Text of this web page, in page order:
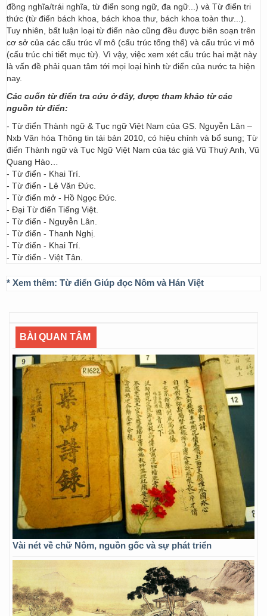
đồng nghĩa/trái nghĩa, từ điển song ngữ, đa ngữ...) và Từ điển tri
thức (từ điển bách khoa, bách khoa thư, bách khoa toàn thư...).
Tuy nhiên, bất luận loại từ điển nào cũng đều được biên soạn trên
cơ sở của các cấu trúc vĩ mô (cấu trúc tổng thể) và cấu trúc vi mô
(cấu trúc chi tiết mục từ). Vì vậy, việc xem xét cấu trúc hai mặt này
là vấn đề phải quan tâm tới mọi loại hình từ điển của nước ta hiện
nay.
Các cuốn từ điển tra cứu ở đây, được tham khảo từ các
nguồn từ điển:
- Từ điển Thành ngữ & Tục ngữ Việt Nam của GS. Nguyễn Lân –
Nxb Văn hóa Thông tin tái bản 2010, có hiệu chỉnh và bổ sung; Từ
điển Thành ngữ và Tục Ngữ Việt Nam của tác giả Vũ Thuý Anh, Vũ
Quang Hào…
- Từ điển - Khai Trí.
- Từ điển - Lê Văn Đức.
- Từ điển mở - Hồ Ngọc Đức.
- Đại Từ điển Tiếng Việt.
- Từ điển - Nguyễn Lân.
- Từ điển - Thanh Nghị.
- Từ điển - Khai Trí.
- Từ điển - Việt Tân.
* Xem thêm: Từ điển Giúp đọc Nôm và Hán Việt
BÀI QUAN TÂM
Vài nét về chữ Nôm, nguồn gốc và sự phát triển